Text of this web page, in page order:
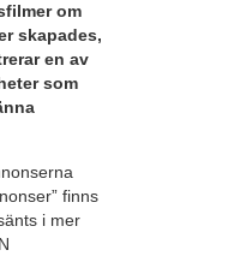
om
skapades,
en av
som
finns
i mer